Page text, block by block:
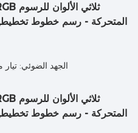
الجهد الضوئي: تيار متردد 100-240